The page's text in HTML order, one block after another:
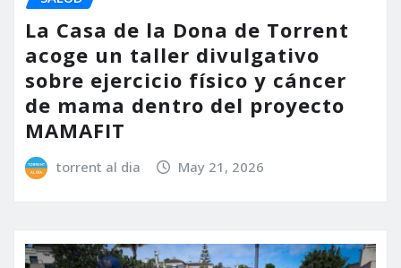
La Casa de la Dona de Torrent
acoge un taller divulgativo
sobre ejercicio físico y cáncer
de mama dentro del proyecto
MAMAFIT
torrent al dia May 21, 2026